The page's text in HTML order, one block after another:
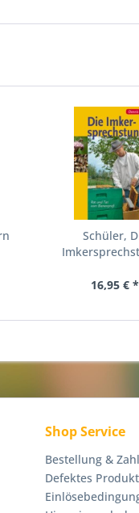
Schüler,
16,95 € *
Shop Service
Bestellung &
Defektes Produkt